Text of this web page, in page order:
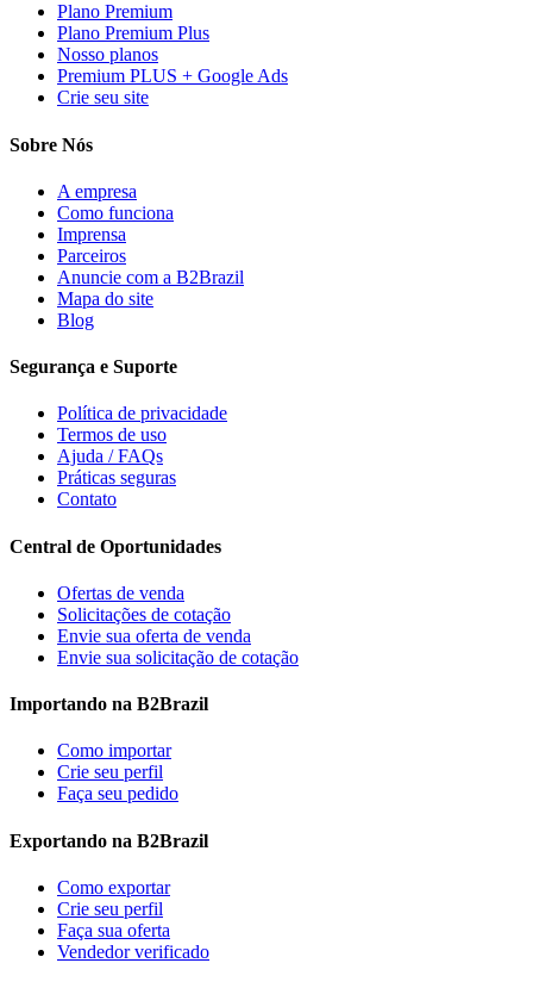
Plano Premium
Plano Premium Plus
Nosso planos
Premium PLUS + Google Ads
Crie seu site
Sobre Nós
A empresa
Como funciona
Imprensa
Parceiros
Anuncie com a B2Brazil
Mapa do site
Blog
Segurança e Suporte
Política de privacidade
Termos de uso
Ajuda / FAQs
Práticas seguras
Contato
Central de Oportunidades
Ofertas de venda
Solicitações de cotação
Envie sua oferta de venda
Envie sua solicitação de cotação
Importando na B2Brazil
Como importar
Crie seu perfil
Faça seu pedido
Exportando na B2Brazil
Como exportar
Crie seu perfil
Faça sua oferta
Vendedor verificado